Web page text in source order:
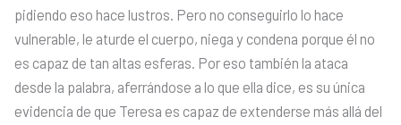
pidiendo eso hace lustros. Pero no conseguirlo lo hace
vulnerable, le aturde el cuerpo, niega y condena porque él no
es capaz de tan altas esferas. Por eso también la ataca
desde la palabra, aferrándose a lo que ella dice, es su única
evidencia de que Teresa es capaz de extenderse más allá del